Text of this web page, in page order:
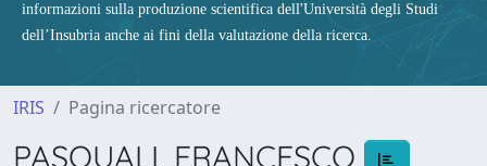
informazioni sulla produzione scientifica dell'Università degli Studi
dell’Insubria anche ai fini della valutazione della ricerca.
IRIS Pagina ricercatore
PASQUALI, FRANCESCO